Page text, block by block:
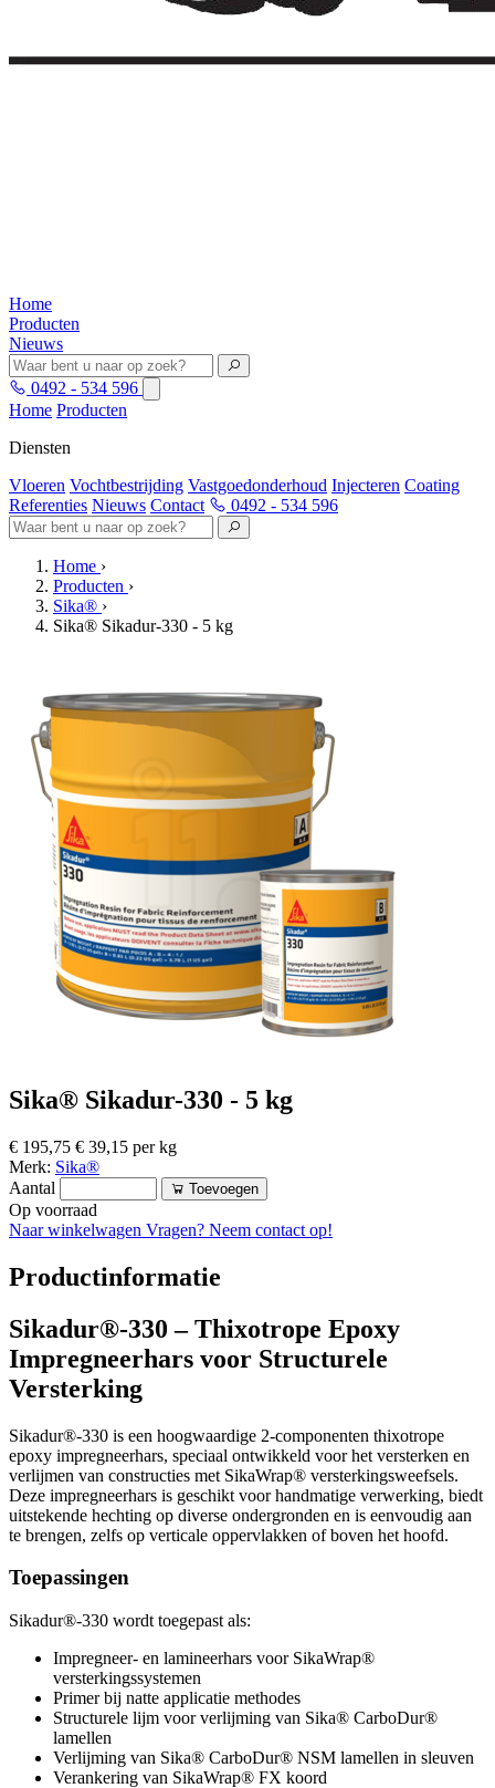
Home
Producten
Nieuws
0492 - 534 596
Home Producten
Diensten
Vloeren Vochtbestrijding Vastgoedonderhoud Injecteren Coating
Referenties Nieuws Contact 0492 - 534 596
Home ›
Producten ›
Sika® ›
Sika® Sikadur-330 - 5 kg
Sika® Sikadur-330 - 5 kg
€ 195,75 € 39,15 per kg
Merk: Sika®
Aantal
Toevoegen
Op voorraad
Naar winkelwagen Vragen? Neem contact op!
Productinformatie
Sikadur®-330 – Thixotrope Epoxy
Impregneerhars voor Structurele
Versterking
Sikadur®-330 is een hoogwaardige 2-componenten thixotrope
epoxy impregneerhars, speciaal ontwikkeld voor het versterken en
verlijmen van constructies met SikaWrap® versterkingsweefsels.
Deze impregneerhars is geschikt voor handmatige verwerking, biedt
uitstekende hechting op diverse ondergronden en is eenvoudig aan
te brengen, zelfs op verticale oppervlakken of boven het hoofd.
Toepassingen
Sikadur®-330 wordt toegepast als:
Impregneer- en lamineerhars voor SikaWrap®
versterkingssystemen
Primer bij natte applicatie methodes
Structurele lijm voor verlijming van Sika® CarboDur®
lamellen
Verlijming van Sika® CarboDur® NSM lamellen in sleuven
Verankering van SikaWrap® FX koord